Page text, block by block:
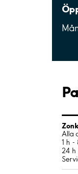
Alla
1 h -
24 h